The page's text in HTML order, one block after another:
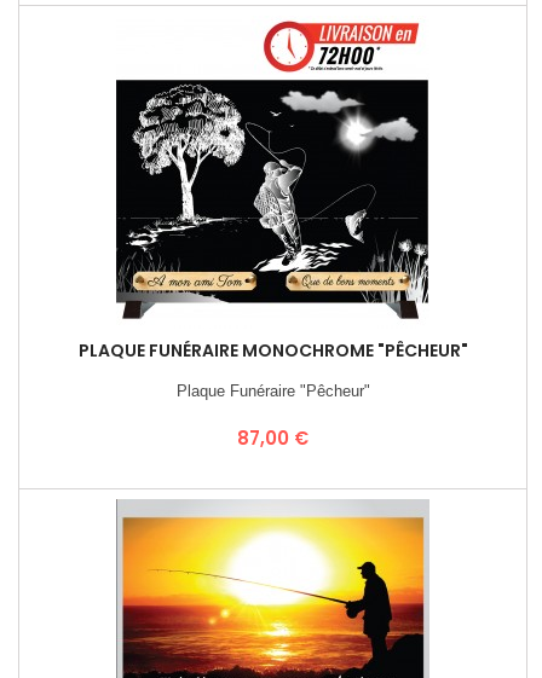
PLAQUE FUNÉRAIRE MONOCHROME "PÊCHEUR"
Plaque Funéraire "Pêcheur"
Prix
87,00 €